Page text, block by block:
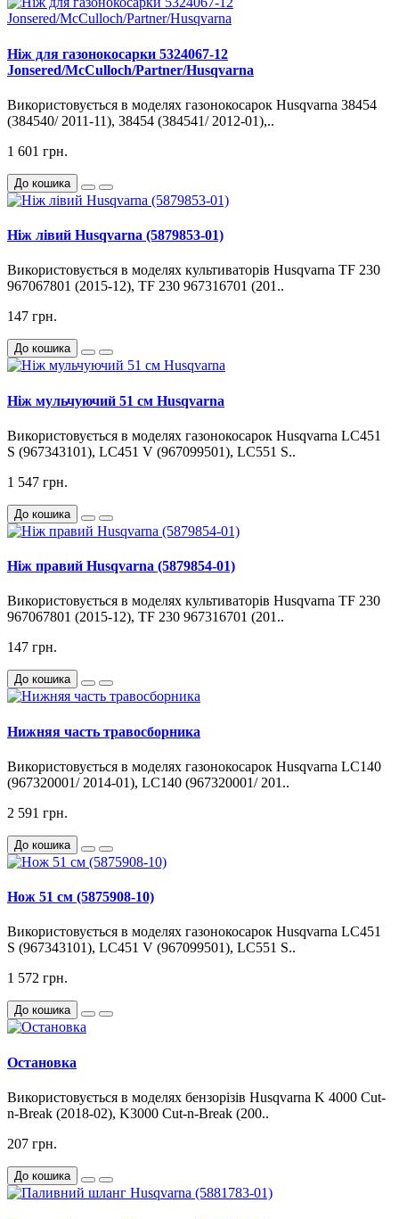
Ніж для газонокосарки 5324067-12
Jonsered/McCulloch/Partner/Husqvarna
Використовується в моделях газонокосарок Husqvarna 38454
(384540/ 2011-11), 38454 (384541/ 2012-01),..
1 601 грн.
До кошика
Ніж лівий Husqvarna (5879853-01)
Використовується в моделях культиваторів Husqvarna TF 230
967067801 (2015-12), TF 230 967316701 (201..
147 грн.
До кошика
Ніж мульчуючий 51 см Husqvarna
Використовується в моделях газонокосарок Husqvarna LC451
S (967343101), LC451 V (967099501), LC551 S..
1 547 грн.
До кошика
Ніж правий Husqvarna (5879854-01)
Використовується в моделях культиваторів Husqvarna TF 230
967067801 (2015-12), TF 230 967316701 (201..
147 грн.
До кошика
Нижняя часть травосборника
Використовується в моделях газонокосарок Husqvarna LC140
(967320001/ 2014-01), LC140 (967320001/ 201..
2 591 грн.
До кошика
Нож 51 см (5875908-10)
Використовується в моделях газонокосарок Husqvarna LC451
S (967343101), LC451 V (967099501), LC551 S..
1 572 грн.
До кошика
Остановка
Використовується в моделях бензорізів Husqvarna K 4000 Cut-
n-Break (2018-02), K3000 Cut-n-Break (200..
207 грн.
До кошика